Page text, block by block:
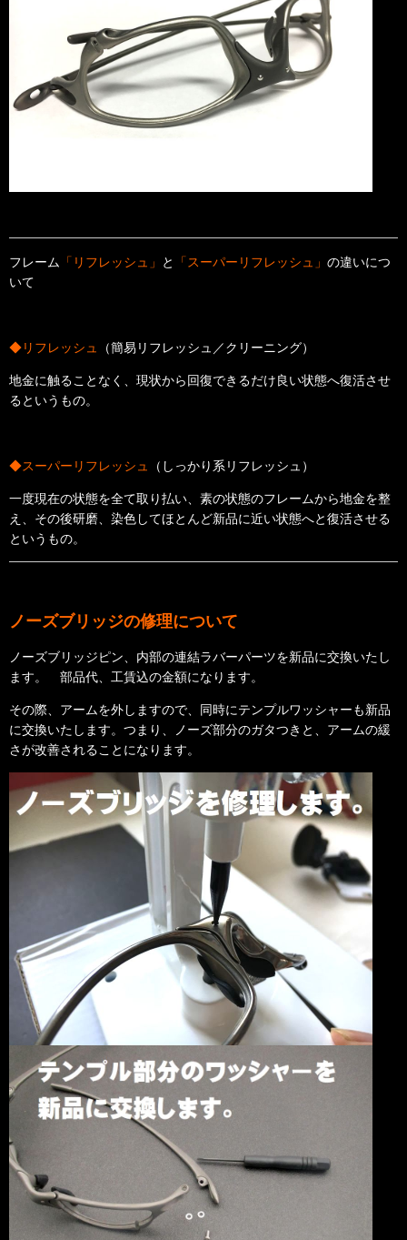
フレーム 「リフレッシュ」 と 「スーパーリフレッシュ」 の違いにつ
いて
◆リフレッシュ （簡易リフレッシュ／クリーニング）
地金に触ることなく、現状から回復できるだけ良い状態へ復活させ
るというもの。
◆スーパーリフレッシュ （しっかり系リフレッシュ）
一度現在の状態を全て取り払い、素の状態のフレームから地金を整
え、その後研磨、染色してほとんど新品に近い状態へと復活させる
というもの。
ノーズブリッジの修理について
ノーズブリッジピン、内部の連結ラバーパーツを新品に交換いたし
ます。 部品代、工賃込の金額になります。
その際、アームを外しますので、同時にテンプルワッシャーも新品
に交換いたします。つまり、ノーズ部分のガタつきと、アームの緩
さが改善されることになります。